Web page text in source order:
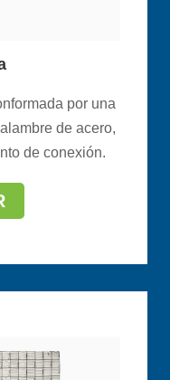
por una
de acero,
de conexión.